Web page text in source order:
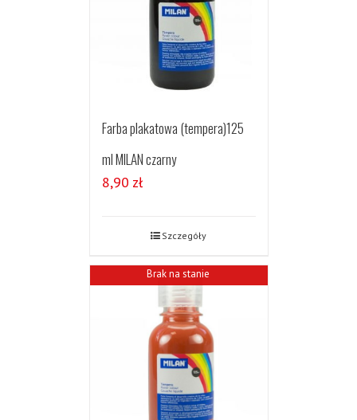
Farba plakatowa (tempera)125
ml MILAN czarny
8,90 zł
Szczegóły
Brak na stanie